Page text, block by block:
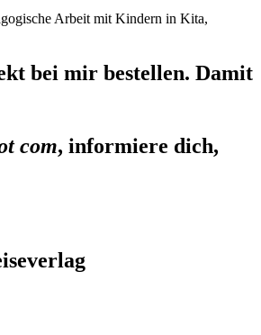
Arbeit mit Kindern in Kita,
bei mir bestellen. Damit
com, informiere dich,